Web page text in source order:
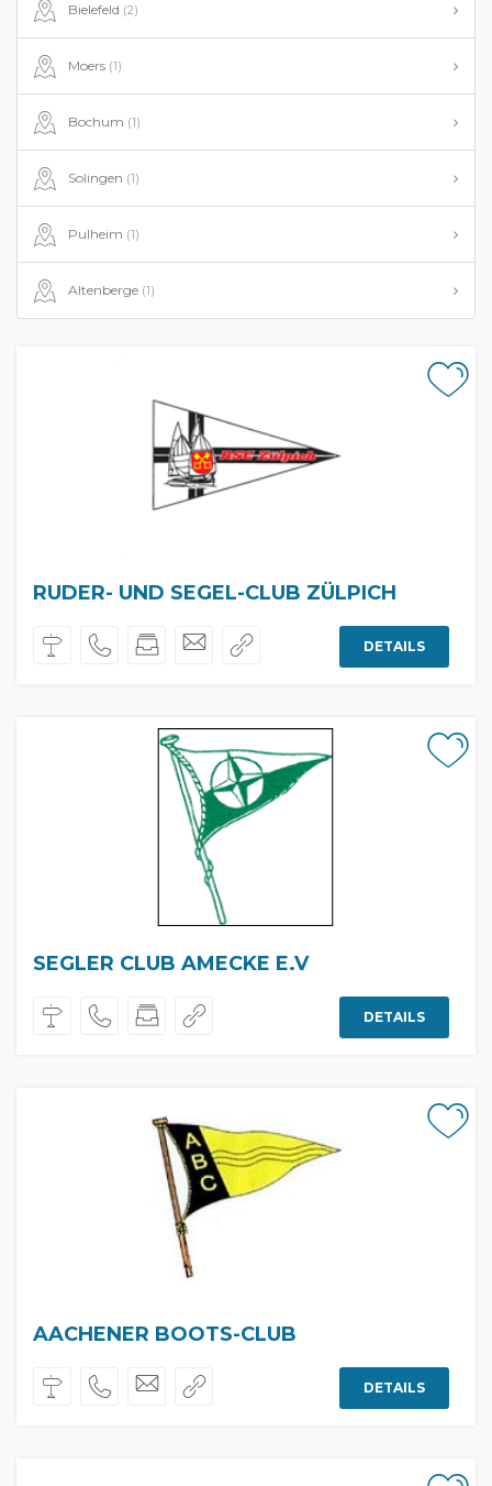
Bielefeld (2)
Moers (1)
Bochum (1)
Solingen (1)
Pulheim (1)
Altenberge (1)
RUDER- UND SEGEL-CLUB ZÜLPICH
DETAILS
SEGLER CLUB AMECKE E.V
DETAILS
AACHENER BOOTS-CLUB
DETAILS